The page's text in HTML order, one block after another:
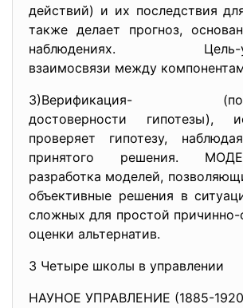
действий) и их последствия
также делает прогноз,
наблюдениях. Цель-
взаимосвязи между
3)Верификация-
достоверности гипотезы),
проверяет гипотезу,
принятого решения.
разработка моделей,
объективные решения в
сложных для простой причинно-
оценки альтернатив.
3 Четыре школы в управлении
НАУНОЕ УПРАВЛЕНИЕ (1885-